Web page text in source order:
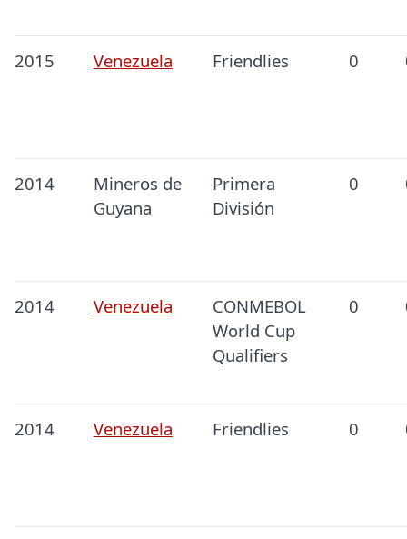
2015 Venezuela Friendlies 0
2014
Mineros de
Guyana
Primera
División
0
2014 Venezuela
CONMEBOL
World Cup
Qualifiers
0
2014 Venezuela Friendlies 0